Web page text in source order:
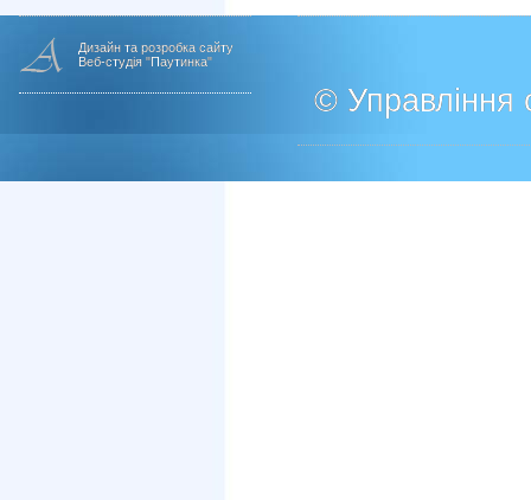
Дизайн та розробка сайту
Веб-студія "Паутинка"
© Управління